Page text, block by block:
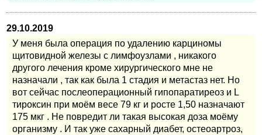
29.10.2019
У меня была операция по удалению карциномы
щитовидной железы с лимфоузлами , никакого
другого лечения кроме хирургического мне не
назначали , так как была 1 стадия и метастаз нет. Но
вот сейчас послеоперационный гипопаратиреоз и L
тироксин при моём весе 79 кг и росте 1,50 назначают
175 мкг . Не повредит ли такая высокая доза моёму
организму . И так уже сахарный диабет, остеоартроз,